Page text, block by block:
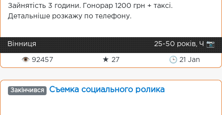
Зайнятість 3 години. Гонорар 1200 грн + таксі.
Детальніше розкажу по телефону.
Вінниця 25-50 років, Ч 📷
👁 92457 ★ 27 🕒 21 Jan
Закінчився Съемка социального ролика